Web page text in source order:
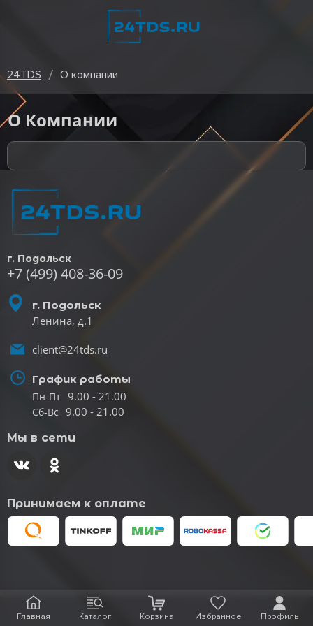
Главная Каталог Корзина Избранное Профиль
24TDS О компании
О Компании
г. Подольск
+7 (499) 408-36-09
г. Подольск
Ленина, д.1
client@24tds.ru
График работы
Пн-Пт 9.00 - 21.00
Сб-Вс 9.00 - 21.00
Мы в сети
Принимаем к оплате